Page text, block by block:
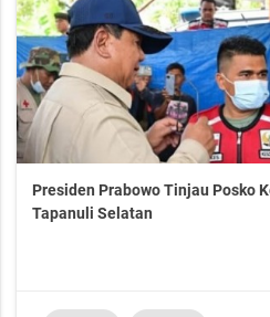
Presiden Prabowo Tinjau Posko
Tapanuli Selatan